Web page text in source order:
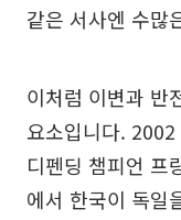
같은 서사엔 수많
이처럼 이변과 반
요소입니다.
디펜딩 챔피언 프
에서 한국이 독일